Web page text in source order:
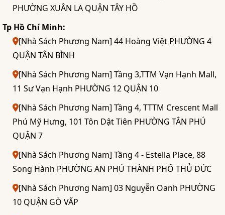
PHƯỜNG XUÂN LA QUẬN TÂY HỒ
Tp Hồ Chí Minh:
[Nhà Sách Phương Nam] 44 Hoàng Việt PHƯỜNG 4
QUẬN TÂN BÌNH
[Nhà Sách Phương Nam] Tầng 3,TTM Vạn Hạnh Mall,
11 Sư Vạn Hạnh PHƯỜNG 12 QUẬN 10
[Nhà Sách Phương Nam] Tầng 4, TTTM Crescent Mall
Phú Mỹ Hưng, 101 Tôn Dật Tiên PHƯỜNG TÂN PHÚ
QUẬN 7
[Nhà Sách Phương Nam] Tầng 4 - Estella Place, 88
Song Hành PHƯỜNG AN PHÚ THÀNH PHỐ THỦ ĐỨC
[Nhà Sách Phương Nam] 03 Nguyễn Oanh PHƯỜNG
10 QUẬN GÒ VẤP